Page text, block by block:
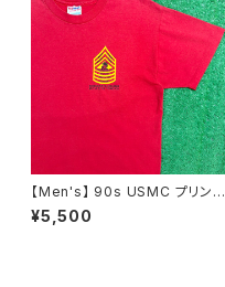
【Men's】 90s USMC プリント
Tシャツ / アメリカ製 USA製 9
0年代 ティーシャツ T-Shirt 古
¥5,500